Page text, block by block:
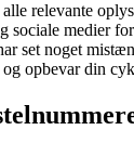
relevante
sociale medier
set noget
opbevar din